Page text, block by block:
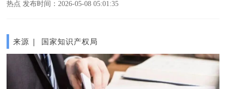
热点 发布时间：2026-05-08 05:01:35
来源 | 国家知识产权局